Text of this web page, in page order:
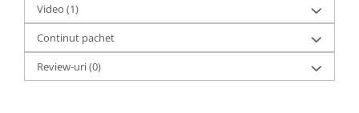
Video (1)
Continut pachet
Review-uri(0)